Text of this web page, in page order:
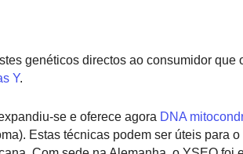
genéticos directos ao consumidor que
Y.
se e oferece agora DNA
Estas técnicas podem ser úteis para